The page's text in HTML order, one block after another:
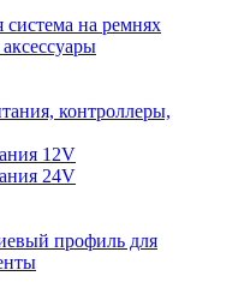
система на ремнях
контроллеры,
12V
24V
профиль для